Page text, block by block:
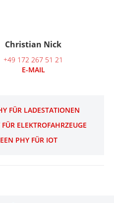
Christian Nick
+49 172 267 51 21
E-MAIL
FÜR LADESTATIONEN
ELEKTROFAHRZEUGE
PHY FÜR IOT